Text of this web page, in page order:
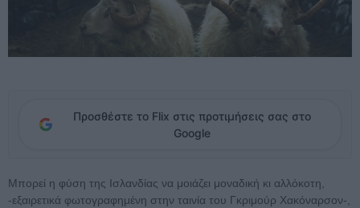
Προσθέστε το Flix στις προτιμήσεις σας στο
Google
Μπορεί η φύση της Ισλανδίας να μοιάζει μοναδική κι αλλόκοτη,
-εξαιρετικά φωτογραφημένη στην ταινία του Γκριμούρ Χακόναρσον-,